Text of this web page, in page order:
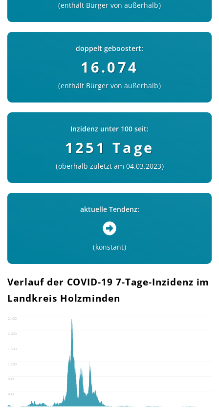
enthält Bürger von außerhalb
doppelt geboostert:
16.074
enthält Bürger von außerhalb
Inzidenz unter 100 seit:
1251 Tage
oberhalb zuletzt am 04.03.2023
aktuelle Tendenz:
konstant
Verlauf der COVID-19 7-Tage-Inzidenz im
Landkreis Holzminden
400
800
1.200
1.600
2.000
2.400